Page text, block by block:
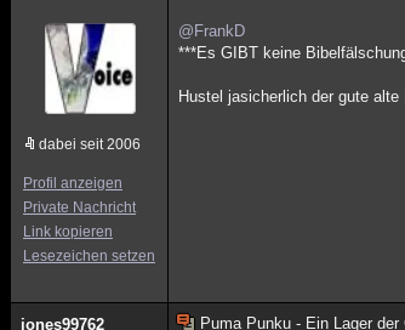
dabei seit 2006
Profil anzeigen
Private Nachricht
Link kopieren
Lesezeichen setzen
@FrankD
***Es GIBT keine
Hustel jasicherlich der gute
jones99762 Puma Punku - Ein Lager der